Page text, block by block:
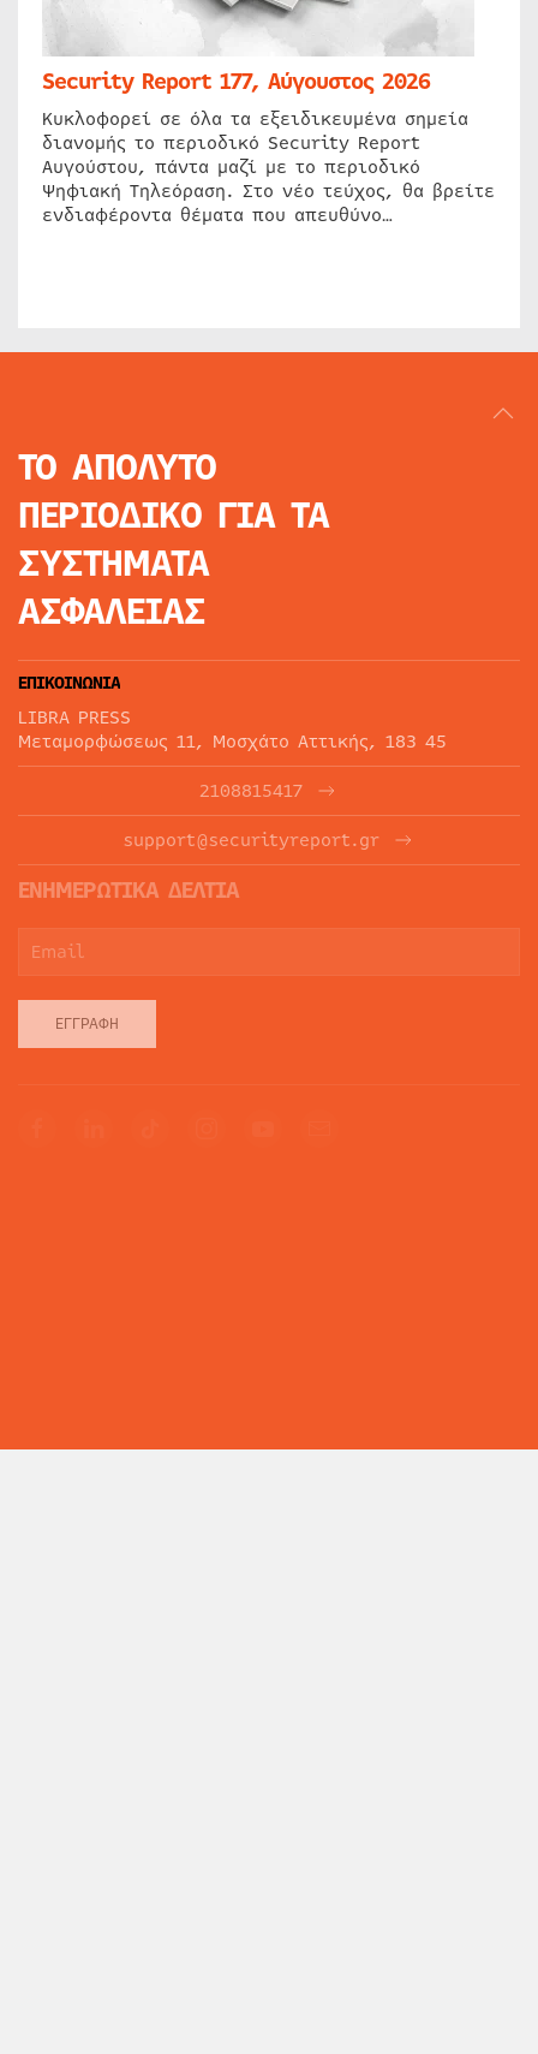
Security Report 177, Αύγουστος 2026
Κυκλοφορεί σε όλα τα εξειδικευμένα σημεία
διανομής το περιοδικό Security Report
Αυγούστου, πάντα μαζί με το περιοδικό
Ψηφιακή Τηλεόραση. Στο νέο τεύχος, θα βρείτε
ενδιαφέροντα θέματα που απευθύνο…
ΤΟ ΑΠΟΛΥΤΟ
ΠΕΡΙΟΔΙΚΟ ΓΙΑ ΤΑ
ΣΥΣΤΗΜΑΤΑ
ΑΣΦΑΛΕΙΑΣ
ΕΠΙΚΟΙΝΩΝΙΑ
LIBRA PRESS
Μεταμορφώσεως 11, Μοσχάτο Αττικής, 183 45
2108815417
support@securityreport.gr
ΕΝΗΜΕΡΩΤΙΚΑ ΔΕΛΤΙΑ
ΕΓΓΡΑΦΉ